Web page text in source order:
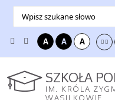
A A A
SZKOŁA
IM. KRÓLA
WASILKOWIE